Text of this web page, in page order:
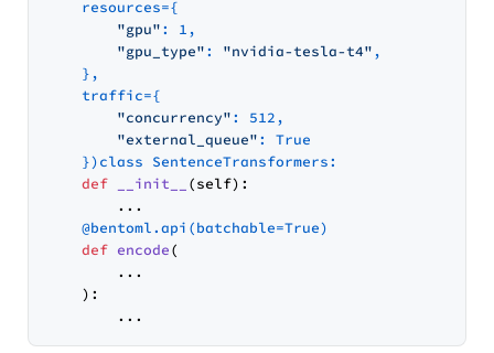
    resources={
"gpu": 1 ,
"gpu_type": "nvidia-tesla-t4" ,
    },
    traffic={
"concurrency": 512 ,
"external_queue": True
    }
)class SentenceTransformers:
def
__init__ (self):
    @bentoml.api(
batchable=True)
def encode(
        ...
):